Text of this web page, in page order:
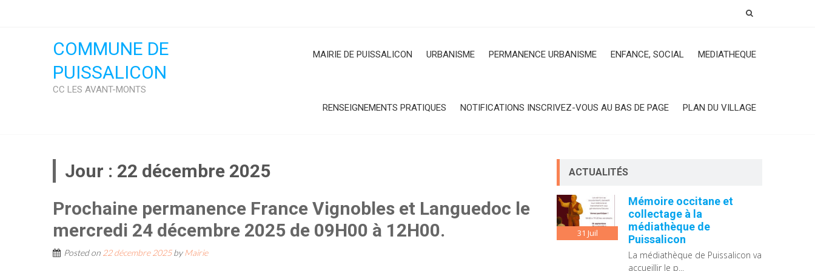
COMMUNE DE
PUISSALICON
CC LES AVANT-MONTS
MAIRIE DE PUISSALICON URBANISME PERMANENCE URBANISME ENFANCE, SOCIAL MEDIATHEQUE
RENSEIGNEMENTS PRATIQUES NOTIFICATIONS INSCRIVEZ-VOUS AU BAS DE PAGE PLAN DU VILLAGE
Jour : 22 décembre 2025
Prochaine permanence France Vignobles et Languedoc le
mercredi 24 décembre 2025 de 09H00 à 12H00.
Posted on 22 décembre 2025byMairie
ACTUALITÉS
31 Juil
Mémoire occitane et
collectage à la
médiathèque de
Puissalicon
La médiathèque de Puissalicon va
accueillir le p...